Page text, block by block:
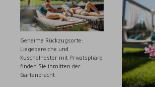
Geheime Rückzugsorte:
Liegebereiche und
Kuschelnester mit Privatsphäre
finden Sie inmitten der
Gartenpracht